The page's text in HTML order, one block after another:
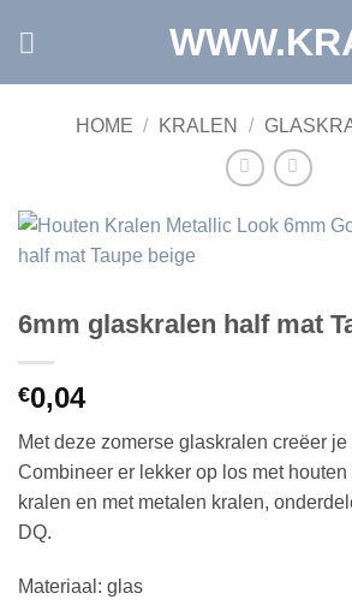
HOME / KRALEN /
6mm glaskralen half mat
€0,04
Met deze zomerse glaskralen creëer
Combineer er lekker op los met
kralen en met metalen kralen,
DQ.
Materiaal: glas